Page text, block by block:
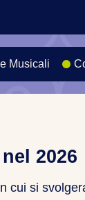
Musicali
2026
cui si